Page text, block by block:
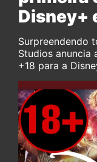
Disney+
Surpreendendo
Studios anuncia
+18 para a